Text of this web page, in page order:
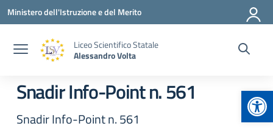
Vai ai contenuti
Vai al menu di navigazione
Vai al footer
Ministero dell'Istruzione e del Merito
Liceo Scientifico Statale
Alessandro Volta
Snadir Info-Point n. 561
Snadir Info-Point n. 561